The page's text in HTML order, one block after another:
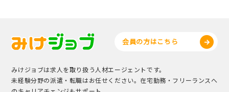
会員の方はこちら
みけジョブは求人を取り扱う人材エージェントです。
未経験分野の派遣・転職はお任せください。在宅勤務・フリーランスへ